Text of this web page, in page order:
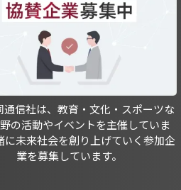
通信社は、教育・文化・スポーツな
の活動やイベントを主催していま
に未来社会を創り上げていく参加企
業を募集しています。